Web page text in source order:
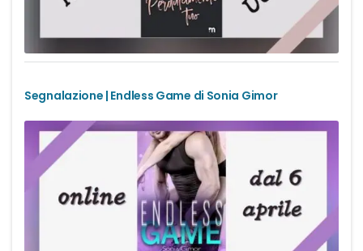
Segnalazione | Endless Game di Sonia Gimor